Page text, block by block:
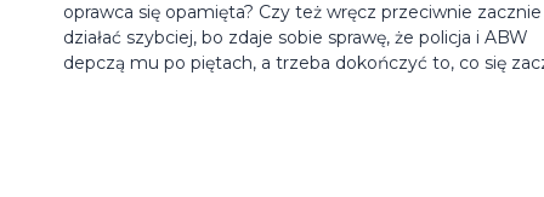
oprawca się opamięta? Czy też wręcz przeciwnie zacznie
działać szybciej, bo zdaje sobie sprawę, że policja i ABW
depczą mu po piętach, a trzeba dokończyć to, co się